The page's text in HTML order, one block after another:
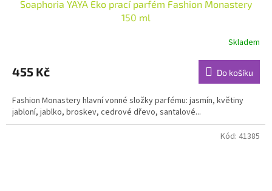
Soaphoria YAYA Eko prací parfém Fashion Monastery
150 ml
produktu
je
z
5
hvězdiček.
Skladem
455 Kč Do košíku
Fashion Monastery hlavní vonné složky parfému: jasmín, květiny
jabloní, jablko, broskev, cedrové dřevo, santalové...
Kód: 41385